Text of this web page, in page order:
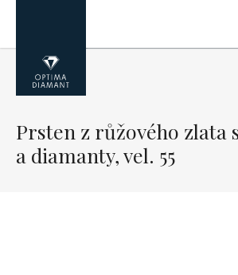
obsah
Prsten z růžového zlata
a diamanty, vel. 55